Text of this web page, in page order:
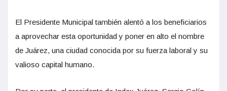
El Presidente Municipal también alentó a los beneficiarios
a aprovechar esta oportunidad y poner en alto el nombre
de Juárez, una ciudad conocida por su fuerza laboral y su
valioso capital humano.